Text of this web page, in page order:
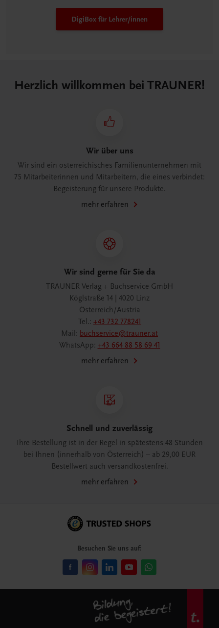
DigiBox für Lehrer/innen
Herzlich willkommen bei TRAUNER!
Wir über uns
Wir sind ein österreichisches Familienunternehmen mit
75 Mitarbeiterinnen und Mitarbeitern, die eines verbindet:
Begeisterung für unsere Produkte.
mehr erfahren
Wir sind gerne für Sie da
TRAUNER Verlag + Buchservice GmbH
Köglstraße 14 | 4020 Linz
Österreich/Austria
Tel.: +43 732 778241
Mail: buchservice@trauner.at
WhatsApp: +43 664 88 58 69 41
mehr erfahren
Schnell und zuverlässig
Ihre Bestellung ist in der Regel in spätestens 48 Stunden
bei Ihnen (innerhalb von Österreich) – ab 29,00 EUR
Bestellwert auch versandkostenfrei.
mehr erfahren
Besuchen Sie uns auf: